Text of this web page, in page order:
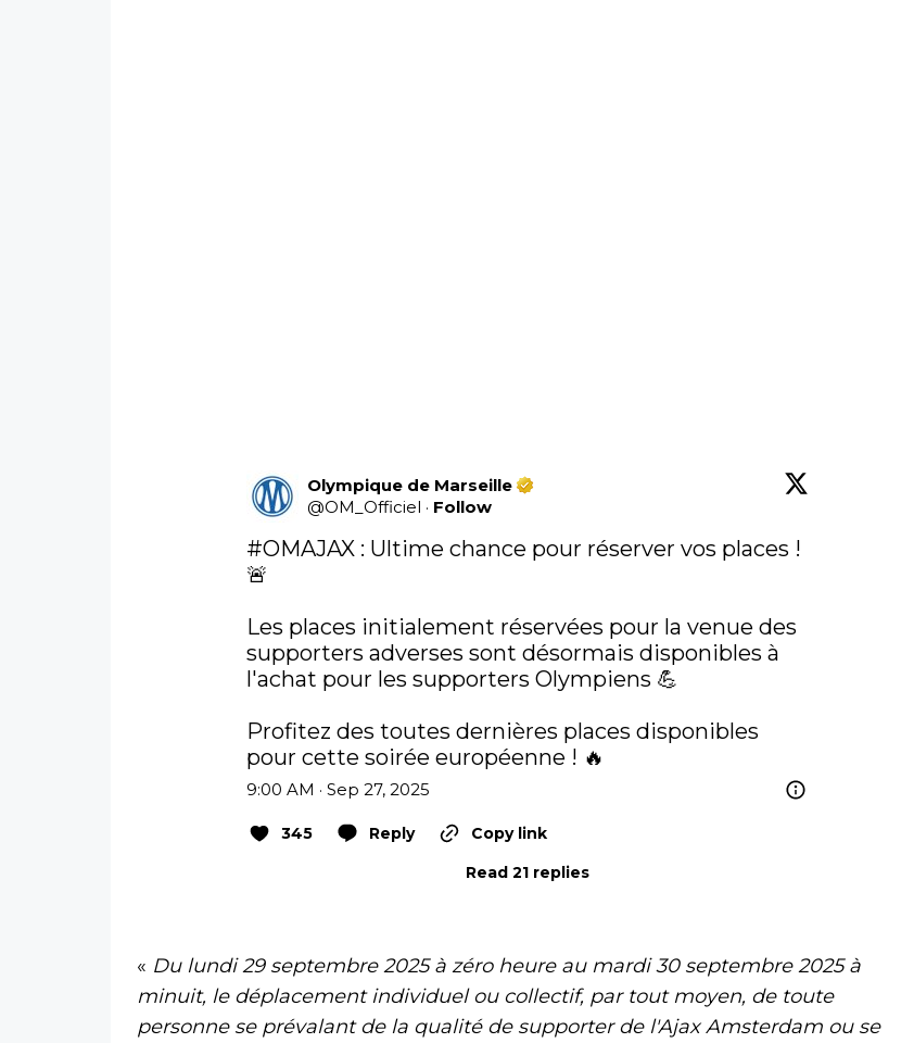
Olympique de Marseille
@OM_Officiel · Follow
#OMAJAX : Ultime chance pour réserver vos places !
🚨
Les places initialement réservées pour la venue des
supporters adverses sont désormais disponibles à
l'achat pour les supporters Olympiens 💪
Profitez des toutes dernières places disponibles
pour cette soirée européenne ! 🔥
9:00 AM · Sep 27, 2025
345 Reply
Copy link
Read 21 replies
« Du lundi 29 septembre 2025 à zéro heure au mardi 30 septembre 2025 à
minuit, le déplacement individuel ou collectif, par tout moyen, de toute
personne se prévalant de la qualité de supporter de l'Ajax Amsterdam ou se